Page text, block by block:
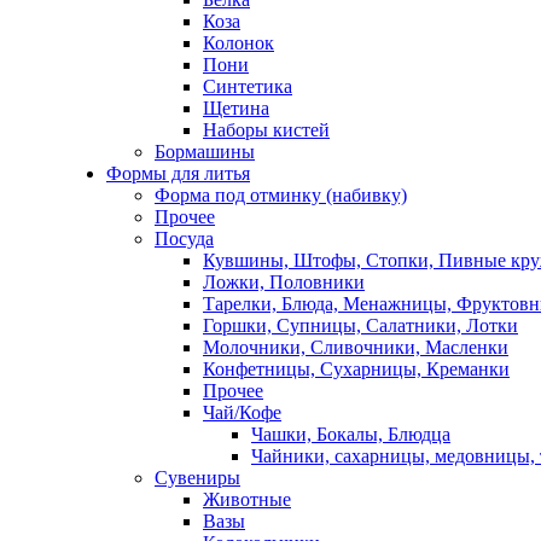
Коза
Колонок
Пони
Синтетика
Щетина
Наборы кистей
Бормашины
Формы для литья
Форма под отминку (набивку)
Прочее
Посуда
Кувшины, Штофы, Стопки, Пивные
Ложки, Половники
Тарелки, Блюда, Менажницы,
Горшки, Супницы, Салатники, Лотки
Молочники, Сливочники, Масленки
Конфетницы, Сухарницы, Креманки
Прочее
Чай/Кофе
Чашки, Бокалы, Блюдца
Чайники, сахарницы, медовницы,
Сувениры
Животные
Вазы